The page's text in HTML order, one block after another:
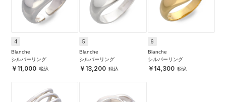
4
Blanche
シルバーリング
11,000
5
Blanche
シルバーリング
13,200
6
Blanche
シルバーリング
14,300